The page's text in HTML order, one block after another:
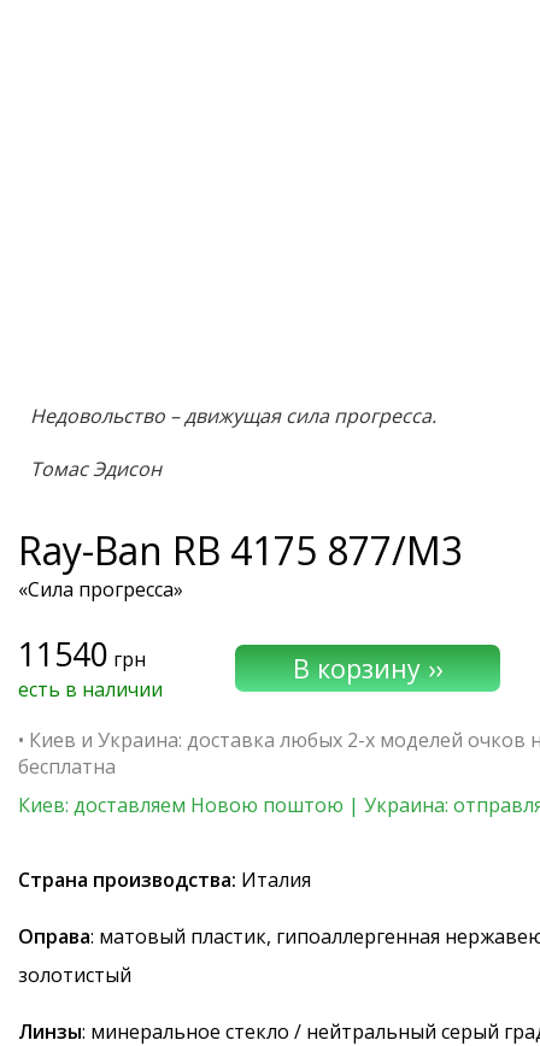
Недовольство – движущая сила прогресса.
Томас Эдисон
Ray-Ban RB 4175 877/M3
«Сила прогресса»
11540 грн
есть в наличии
• Киев и Украина: доставка любых 2-х моделей
бесплатна
Киев: доставляем Новою поштою | Украина:
Страна производства: Италия
Оправа: матовый пластик, гипоаллергенная
золотистый
Линзы: минеральное стекло / нейтральный серый